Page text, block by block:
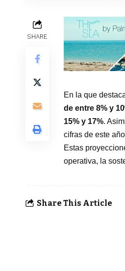
SHARE
En la que
de entre 8% y
15% y 17%.
cifras de este
Estas
operativa, la
Share This Article